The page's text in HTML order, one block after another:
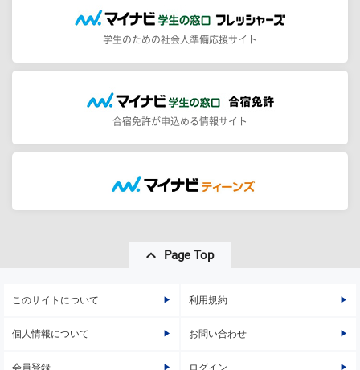
学生のための社会人準備応援サイト
合宿免許が申込める情報サイト
Page Top
このサイトについて 利用規約
個人情報について お問い合わせ
会員登録 ログイン